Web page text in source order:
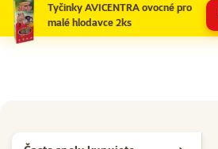
Tyčinky AVICENTRA ovocné pro
malé hlodavce 2ks